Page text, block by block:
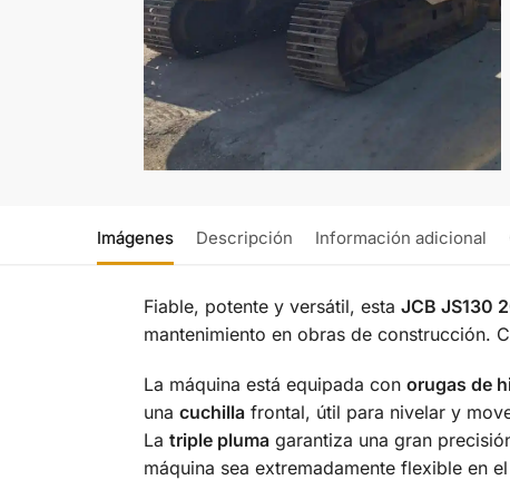
Imágenes Descripción Información adicional
Fiable, potente y versátil, esta JCB JS130
mantenimiento en obras de construcción.
La máquina está equipada con orugas de
una cuchillafrontal, útil para nivelar y
La triple plumagarantiza una gran
máquina sea extremadamente flexible en